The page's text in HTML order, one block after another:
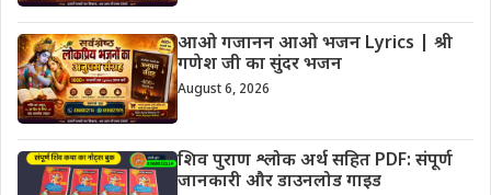
आओ गजानन आओ भजन Lyrics | श्री
गणेश जी का सुंदर भजन
August 6, 2026
शिव पुराण श्लोक अर्थ सहित PDF: संपूर्ण
जानकारी और डाउनलोड गाइड